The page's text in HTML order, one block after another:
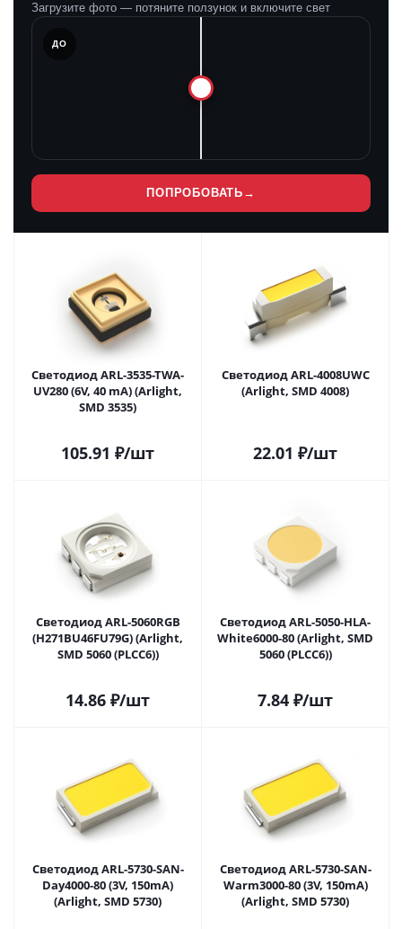
Загрузите фото — потяните ползунок и включите свет
ДО
ПОПРОБОВАТЬ →
Светодиод ARL-3535-TWA-
UV280 (6V, 40 mA) (Arlight,
SMD 3535)
105.91 ₽/шт
Светодиод ARL-4008UWC
(Arlight, SMD 4008)
22.01 ₽/шт
Светодиод ARL-5060RGB
(H271BU46FU79G) (Arlight,
SMD 5060 (PLCC6))
14.86 ₽/шт
Светодиод ARL-5050-HLA-
White6000-80 (Arlight, SMD
5060 (PLCC6))
7.84 ₽/шт
Светодиод ARL-5730-SAN-
Day4000-80 (3V, 150mA)
(Arlight, SMD 5730)
Светодиод ARL-5730-SAN-
Warm3000-80 (3V, 150mA)
(Arlight, SMD 5730)